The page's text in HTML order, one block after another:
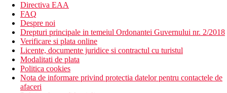
Directiva EAA
FAQ
Despre noi
Drepturi principale in temeiul Ordonantei Guvernului nr. 2/2018
Verificare si plata online
Licente, documente juridice si contractul cu turistul
Modalitati de plata
Politica cookies
Nota de informare privind protectia datelor pentru contactele de
afaceri